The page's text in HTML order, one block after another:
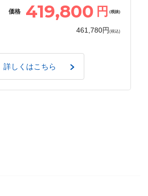
価格 419,800 円 (税抜)
461,780円 (税込)
詳しくはこちら